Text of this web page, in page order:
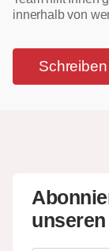
innerhalb von